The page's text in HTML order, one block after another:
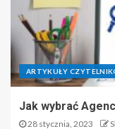
ARTYKUŁY
Jak wybrać
28 stycznia, 2023